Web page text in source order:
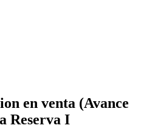
en venta (Avance
Reserva I